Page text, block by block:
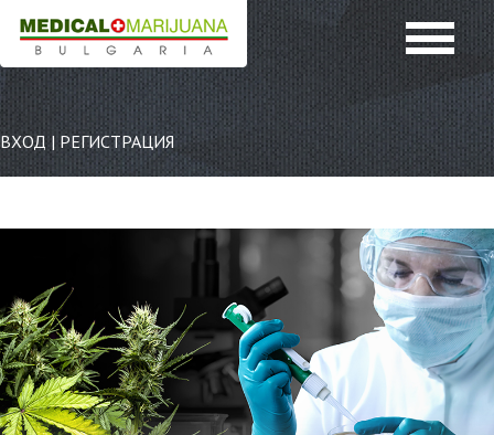
ВХОД | РЕГИСТРАЦИЯ